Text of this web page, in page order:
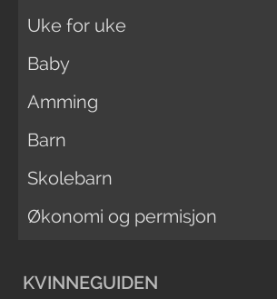
Uke for uke
Baby
Amming
Barn
Skolebarn
Økonomi og permisjon
KVINNEGUIDEN